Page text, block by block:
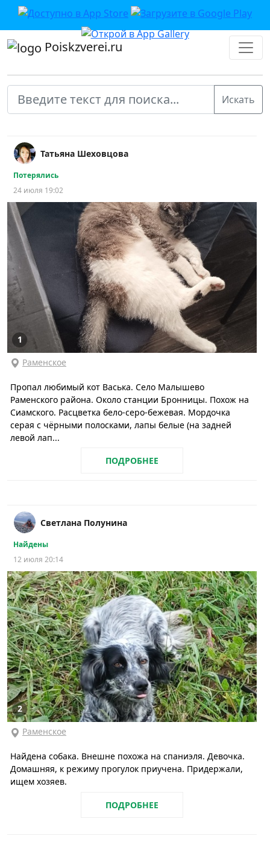
Poiskzverei.ru
Татьяна Шеховцова
Потерялись
24 июля 19:02
1
Раменское
Пропал любимый кот Васька. Село Малышево
Раменского района. Около станции Бронницы. Похож на
Сиамского. Расцветка бело-серо-бежевая. Мордочка
серая с чёрными полосками, лапы белые (на задней
левой лап...
ПОДРОБНЕЕ
Светлана Полунина
Найдены
12 июля 20:14
2
Раменское
Найдена собака. Внешне похожа на спаниэля. Девочка.
Домашняя, к режиму прогулок приучена. Придержали,
ищем хозяев.
ПОДРОБНЕЕ